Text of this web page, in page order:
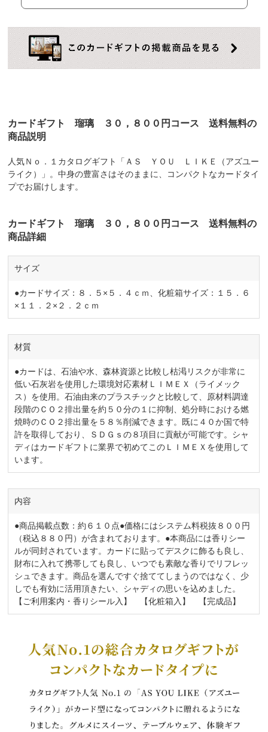
カードギフト 瑠璃 ３０，８００円コース 送料無料の
商品説明
人気Ｎｏ．１カタログギフト「ＡＳ ＹＯＵ ＬＩＫＥ（アズユー
ライク）」。中身の豊富さはそのままに、コンパクトなカードタイ
プでお届けします。
カードギフト 瑠璃 ３０，８００円コース 送料無料の
商品詳細
サイズ
●カードサイズ：８．５×５．４ｃｍ、化粧箱サイズ：１５．６
×１１．２×２．２ｃｍ
材質
●カードは、石油や水、森林資源と比較し枯渇リスクが非常に
低い石灰岩を使用した環境対応素材ＬＩＭＥＸ（ライメック
ス）を使用。石油由来のプラスチックと比較して、原材料調達
段階のＣＯ２排出量を約５０分の１に抑制、処分時における燃
焼時のＣＯ２排出量を５８％削減できます。既に４０か国で特
許を取得しており、ＳＤＧｓの８項目に貢献が可能です。シャ
ディはカードギフトに業界で初めてこのＬＩＭＥＸを使用して
います。
内容
●商品掲載点数：約６１０点●価格にはシステム料税抜８００円
（税込８８０円）が含まれております。●本商品には香りシー
ルが同封されています。カードに貼ってデスクに飾るも良し、
財布に入れて携帯しても良し、いつでも素敵な香りでリフレッ
シュできます。商品を選んですぐ捨ててしまうのではなく、少
しでも有効に活用頂きたい、シャディの思いを込めました。
【ご利用案内・香りシール入】 【化粧箱入】 【完成品】